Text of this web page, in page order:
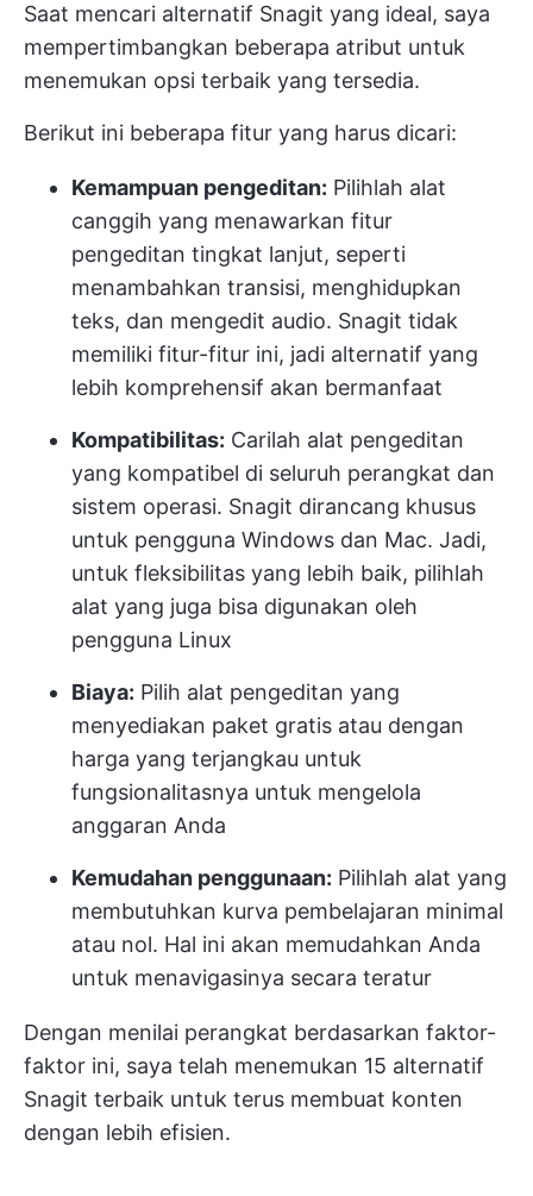
Saat mencari alternatif Snagit yang ideal, saya
mempertimbangkan beberapa atribut untuk
menemukan opsi terbaik yang tersedia.
Berikut ini beberapa fitur yang harus dicari:
Kemampuan pengeditan: Pilihlah alat
canggih yang menawarkan fitur
pengeditan tingkat lanjut, seperti
menambahkan transisi, menghidupkan
teks, dan mengedit audio. Snagit tidak
memiliki fitur-fitur ini, jadi alternatif yang
lebih komprehensif akan bermanfaat
Kompatibilitas: Carilah alat pengeditan
yang kompatibel di seluruh perangkat dan
sistem operasi. Snagit dirancang khusus
untuk pengguna Windows dan Mac. Jadi,
untuk fleksibilitas yang lebih baik, pilihlah
alat yang juga bisa digunakan oleh
pengguna Linux
Biaya: Pilih alat pengeditan yang
menyediakan paket gratis atau dengan
harga yang terjangkau untuk
fungsionalitasnya untuk mengelola
anggaran Anda
Kemudahan penggunaan: Pilihlah alat yang
membutuhkan kurva pembelajaran minimal
atau nol. Hal ini akan memudahkan Anda
untuk menavigasinya secara teratur
Dengan menilai perangkat berdasarkan faktor-
faktor ini, saya telah menemukan 15 alternatif
Snagit terbaik untuk terus membuat konten
dengan lebih efisien.